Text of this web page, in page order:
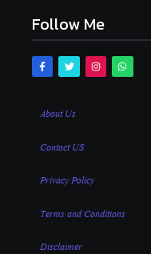
Follow Me
About Us
Contact US
Privacy Policy
Terms and Conditions
Disclaimer